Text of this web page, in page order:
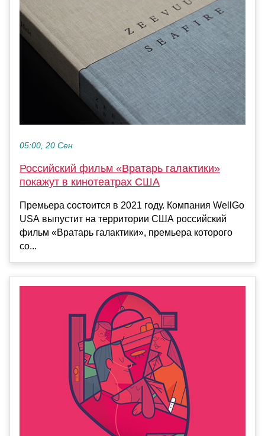
05:00, 20 Сен
Российский фильм «Вратарь галактики»
покажут в кинотеатрах США
Премьера состоится в 2021 году. Компания WellGo
USA выпустит на территории США российский
фильм «Вратарь галактики», премьера которого
со...